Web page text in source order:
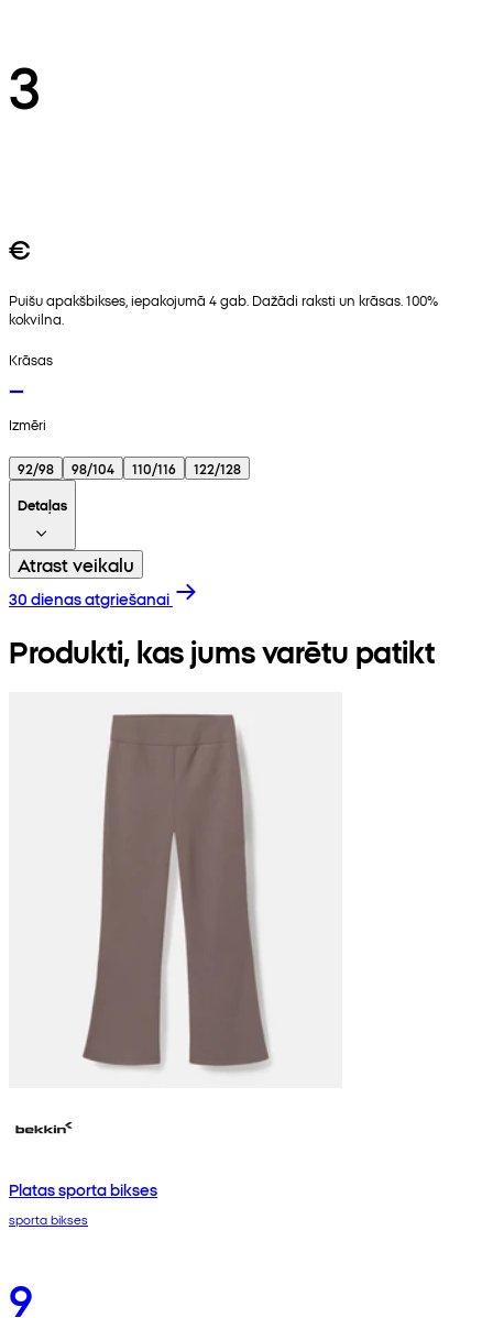
3
€
Puišu apakšbikses, iepakojumā 4 gab. Dažādi raksti un krāsas. 100%
kokvilna.
Krāsas
Izmēri
92/98 98/104 110/116
122/128
Detaļas
Atrast veikalu
30 dienas atgriešanai
Produkti, kas jums varētu patikt
Platas sporta bikses
sporta bikses
9